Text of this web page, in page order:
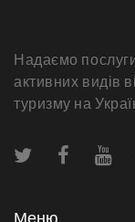
Надаємо
активних видів
туризму на